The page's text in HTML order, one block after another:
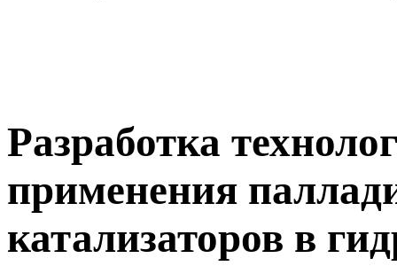
Разработка
применения
катализаторов в